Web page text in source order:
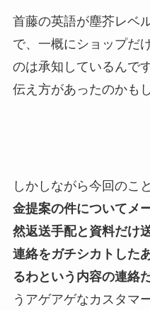
首藤の英語が塵芥レベ
で、一概にショップだ
のは承知しているんで
伝え方があったのかも
しかしながら今回のこ
金提案の件についてメ
然返送手配と資料だけ
連絡をガチシカトした
るわという内容の連絡
うアゲアゲなカスタマ